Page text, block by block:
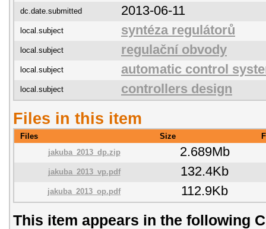
dc.date.submitted 2013-06-11
local.subject syntéza regulátorů
local.subject regulační obvody
local.subject automatic control
local.subject controllers design
Files in this item
Files Size
jakuba_2013_dp.zip
2.689Mb
jakuba_2013_vp.pdf 132.4Kb
jakuba_2013_op.pdf 112.9Kb
This item appears in the following